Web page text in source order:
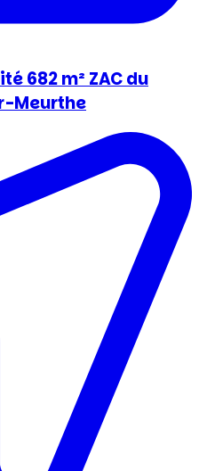
682 m² ZAC du
Meurthe